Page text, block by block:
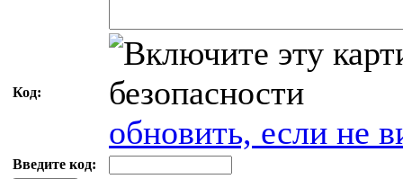
Код:
обновить, если не
Введите код: